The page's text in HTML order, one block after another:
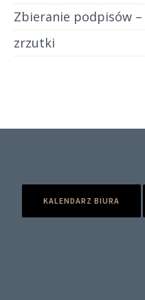
Zbieranie podpisów –
zrzutki
KALENDARZ BIURA